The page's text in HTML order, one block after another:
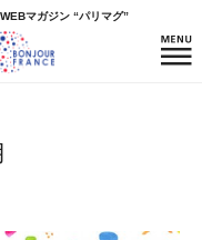
マガジン “パリマグ”